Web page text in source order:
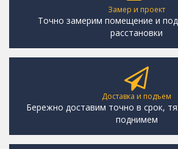
Замер и проект
Точно замерим помещение и
расстановки
Доставка и подъем
Бережно доставим точно в срок,
поднимем